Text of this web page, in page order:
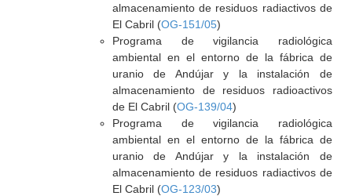
almacenamiento de residuos radiactivos de
El Cabril (OG-151/05)
Programa de vigilancia radiológica
ambiental en el entorno de la fábrica de
uranio de Andújar y la instalación de
almacenamiento de residuos radioactivos
de El Cabril (OG-139/04)
Programa de vigilancia radiológica
ambiental en el entorno de la fábrica de
uranio de Andújar y la instalación de
almacenamiento de residuos radiactivos de
El Cabril (OG-123/03)